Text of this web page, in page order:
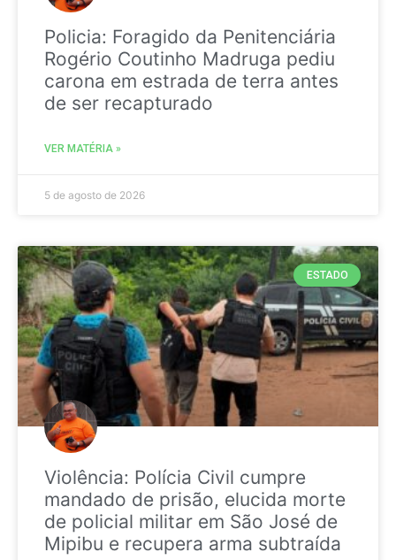
Policia: Foragido da Penitenciária
Rogério Coutinho Madruga pediu
carona em estrada de terra antes
de ser recapturado
VER MATÉRIA »
5 de agosto de 2026
ESTADO
Violência: Polícia Civil cumpre
mandado de prisão, elucida morte
de policial militar em São José de
Mipibu e recupera arma subtraída